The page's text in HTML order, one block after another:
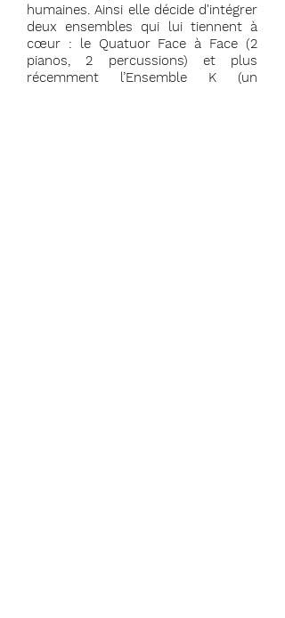
humaines. Ainsi elle décide d'intégrer
deux ensembles qui lui tiennent à
cœur : le Quatuor Face à Face (2
pianos, 2 percussions) et plus
récemment l’Ensemble K (un